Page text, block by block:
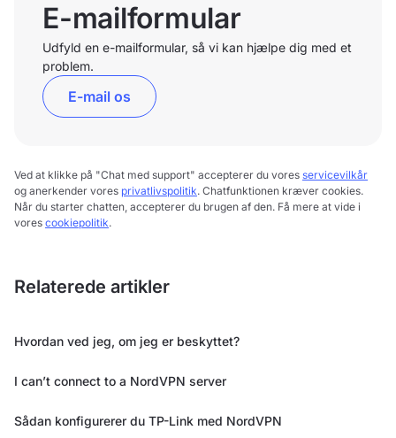
E-mailformular
Udfyld en e-mailformular, så vi kan hjælpe dig med et
problem.
E-mail os
Ved at klikke på "Chat med support" accepterer du vores servicevilkår
og anerkender vores privatlivspolitik. Chatfunktionen kræver cookies.
Når du starter chatten, accepterer du brugen af den. Få mere at vide i
vores cookiepolitik.
Relaterede artikler
Hvordan ved jeg, om jeg er beskyttet?
I can’t connect to a NordVPN server
Sådan konfigurerer du TP-Link med NordVPN